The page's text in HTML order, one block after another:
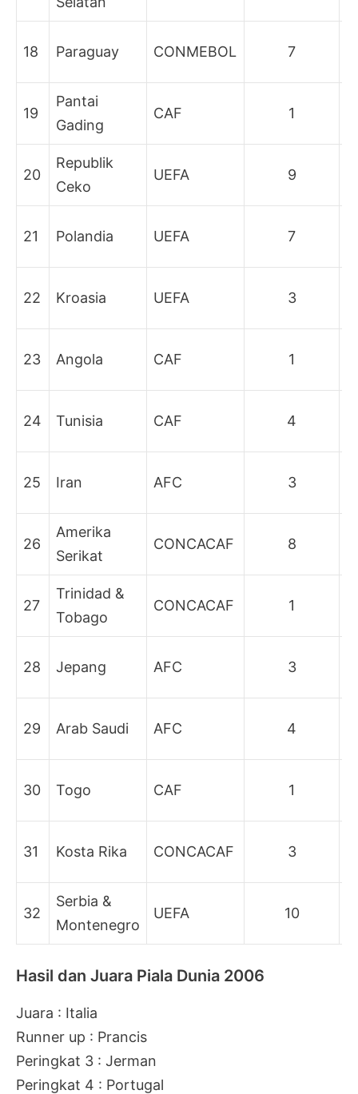
18 Paraguay CONMEBOL 7
19
Pantai
Gading
CAF 1
20
Republik
Ceko
UEFA 9
21 Polandia UEFA 7
22 Kroasia UEFA 3
23 Angola CAF 1
24 Tunisia CAF 4
25 Iran AFC 3
26
Amerika
Serikat
CONCACAF 8
27
Trinidad &
Tobago
CONCACAF 1
28 Jepang AFC 3
29 Arab Saudi AFC 4
30 Togo CAF 1
31 Kosta Rika CONCACAF 3
32
Serbia &
Montenegro
UEFA 10
Hasil dan Juara Piala Dunia 2006
Juara : Italia
Runner up : Prancis
Peringkat 3 : Jerman
Peringkat 4 : Portugal